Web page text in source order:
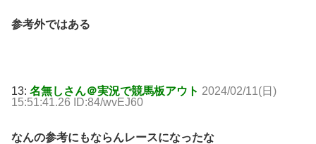
参考外ではある
13: 名無しさん＠実況で競馬板アウト 2024/02/11(日)
15:51:41.26 ID:84/wvEJ60
なんの参考にもならんレースになったな